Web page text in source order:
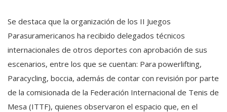
Se destaca que la organización de los II Juegos
Parasuramericanos ha recibido delegados técnicos
internacionales de otros deportes con aprobación de sus
escenarios, entre los que se cuentan: Para powerlifting,
Paracycling, boccia, además de contar con revisión por parte
de la comisionada de la Federación Internacional de Tenis de
Mesa (ITTF), quienes observaron el espacio que, en el